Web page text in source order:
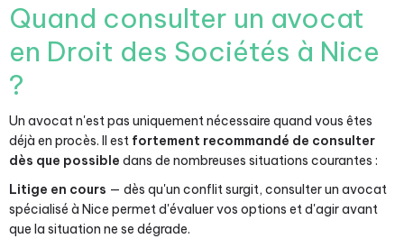
Quand consulter un avocat
en Droit des Sociétés à Nice
?
Un avocat n'est pas uniquement nécessaire quand vous êtes
déjà en procès. Il est fortement recommandé de consulter
dès que possible dans de nombreuses situations courantes :
Litige en cours — dès qu'un conflit surgit, consulter un avocat
spécialisé à Nice permet d'évaluer vos options et d'agir avant
que la situation ne se dégrade.